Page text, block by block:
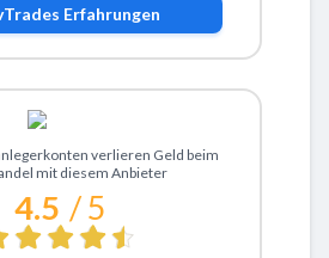
Erfahrungen
Zu eToroverlieren Geld beim
mit diesem Anbieter
4.5 / 5